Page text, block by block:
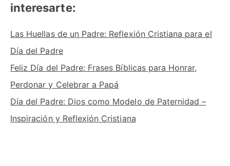
interesarte:
Las Huellas de un Padre: Reflexión Cristiana para el
Día del Padre
Feliz Día del Padre: Frases Bíblicas para Honrar,
Perdonar y Celebrar a Papá
Día del Padre: Dios como Modelo de Paternidad –
Inspiración y Reflexión Cristiana